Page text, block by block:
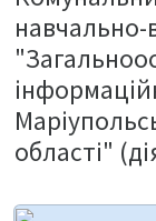
області"